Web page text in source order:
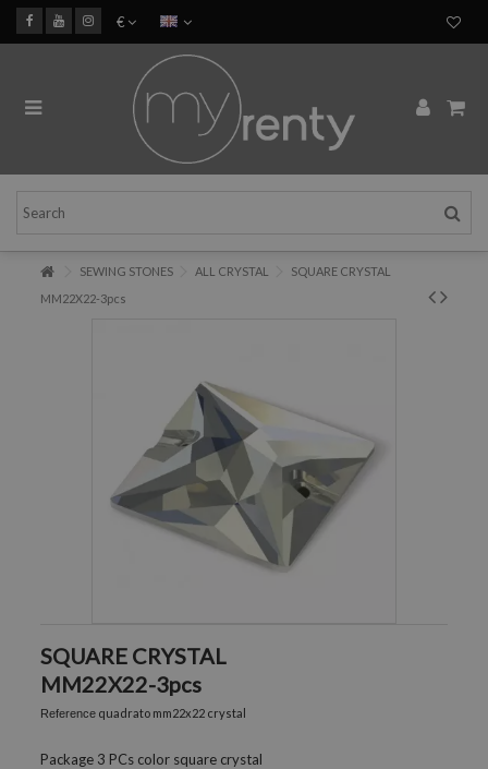
€
SEWING STONES ALL CRYSTAL
SQUARE CRYSTAL
MM22X22-3pcs
SQUARE CRYSTAL
MM22X22-3pcs
Reference quadrato mm22x22 crystal
Package 3 PCs color square crystal